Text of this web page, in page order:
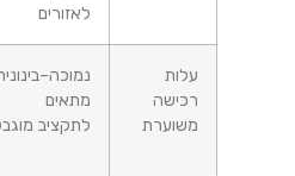
נמוכה–בינונית,
מתאים
לתקציב מוגבל